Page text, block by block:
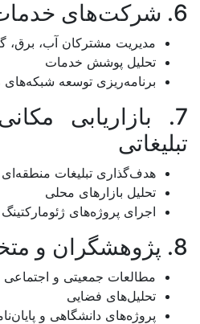
6. شرکت‌های خدمات‌رسان
مدیریت مشترکان آب، برق،
تحلیل پوشش خدمات
برنامه‌ریزی توسعه
7. بازاریابی
تبلیغاتی
هدف‌گذاری تبلیغات منطقه‌ای
تحلیل بازارهای محلی
اجرای پروژه‌های ژئومارکتینگ
8. پژوهشگران و متخصصان GIS
مطالعات جمعیتی و اجتماعی
تحلیل‌های فضایی
پروژه‌های دانشگاهی و